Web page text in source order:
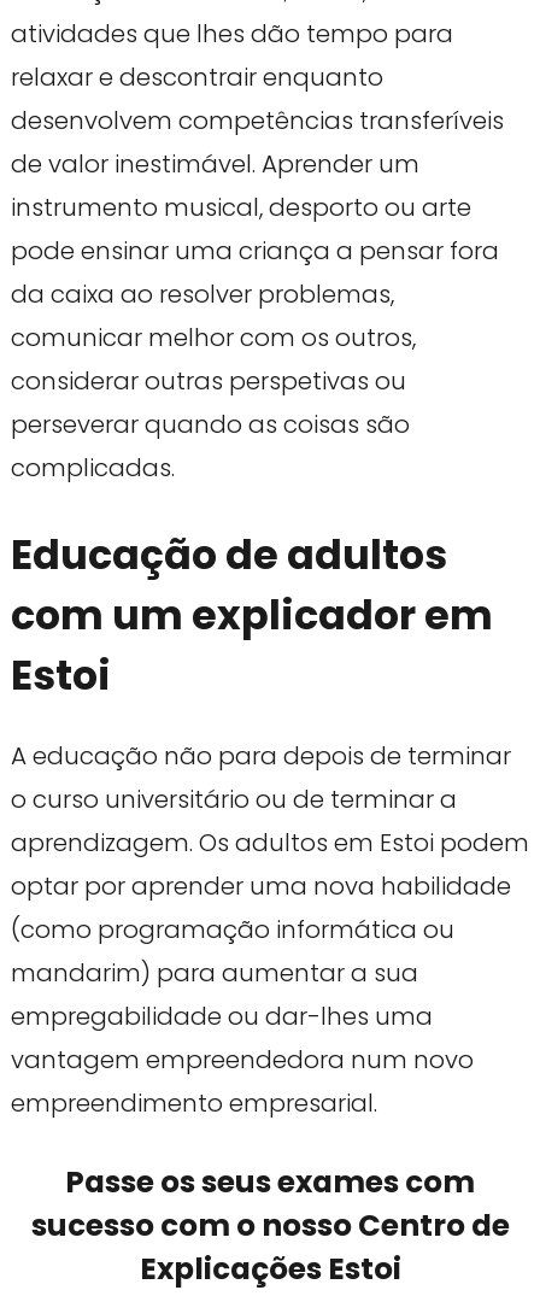
atividades que lhes dão tempo para
relaxar e descontrair enquanto
desenvolvem competências transferíveis
de valor inestimável. Aprender um
instrumento musical, desporto ou arte
pode ensinar uma criança a pensar fora
da caixa ao resolver problemas,
comunicar melhor com os outros,
considerar outras perspetivas ou
perseverar quando as coisas são
complicadas.
Educação de adultos
com um explicador em
Estoi
A educação não para depois de terminar
o curso universitário ou de terminar a
aprendizagem. Os adultos em Estoi podem
optar por aprender uma nova habilidade
(como programação informática ou
mandarim) para aumentar a sua
empregabilidade ou dar-lhes uma
vantagem empreendedora num novo
empreendimento empresarial.
Passe os seus exames com
sucesso com o nosso Centro de
Explicações Estoi